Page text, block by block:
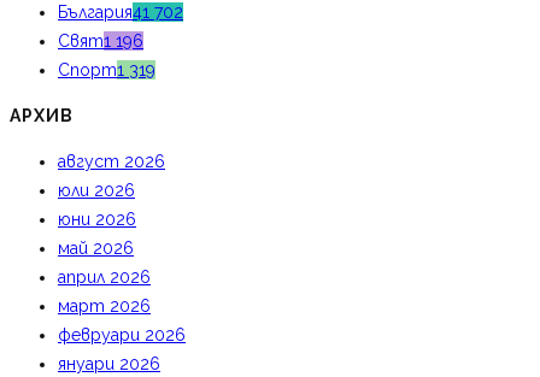
България41 702
Свят1 196
Спорт1 319
АРХИВ
август 2026
юли 2026
юни 2026
май 2026
април 2026
март 2026
февруари 2026
януари 2026